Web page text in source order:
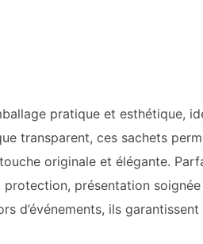
pratique et esthétique,
transparent, ces sachets
originale et élégante.
présentation
d’événements, ils